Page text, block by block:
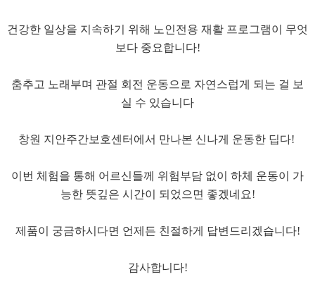
​건강한 일상을 지속하기 위해 노인전용 재활 프로그램이 무엇
보다 중요합니다!
춤추고 노래부며 관절 회전 운동으로 자연스럽게 되는 걸 보
실 수 있습니다
​창원 지안주간보호센터에서 만나본 신나게 운동한 딥다!
​이번 체험을 통해 어르신들께 위험부담 없이 하체 운동이 가
능한 뜻깊은 시간이 되었으면 좋겠네요!
​제품이 궁금하시다면 언제든 친절하게 답변드리겠습니다!
​감사합니다!